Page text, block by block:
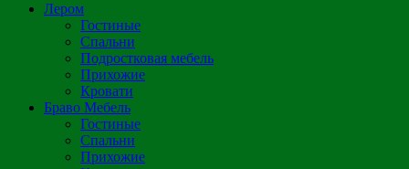
Лером
Гостиные
Спальни
Подростковая мебель
Прихожие
Кровати
Браво Мебель
Гостиные
Спальни
Прихожие